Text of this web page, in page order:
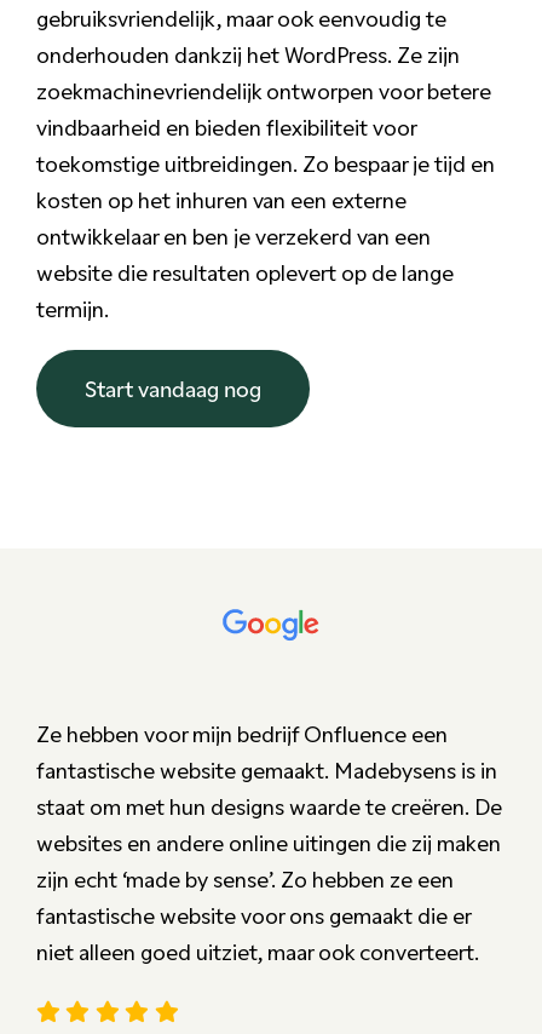
gebruiksvriendelijk, maar ook eenvoudig te
onderhouden dankzij het WordPress. Ze zijn
zoekmachinevriendelijk ontworpen voor betere
vindbaarheid en bieden flexibiliteit voor
toekomstige uitbreidingen. Zo bespaar je tijd en
kosten op het inhuren van een externe
ontwikkelaar en ben je verzekerd van een
website die resultaten oplevert op de lange
termijn.
Start vandaag nog
Ze hebben voor mijn bedrijf Onfluence een
fantastische website gemaakt. Madebysens is in
staat om met hun designs waarde te creëren. De
websites en andere online uitingen die zij maken
zijn echt ‘made by sense’. Zo hebben ze een
fantastische website voor ons gemaakt die er
niet alleen goed uitziet, maar ook converteert.